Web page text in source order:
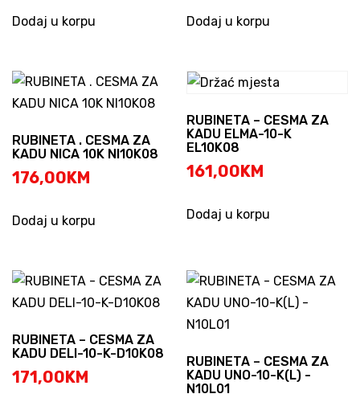
Dodaj u korpu Dodaj u korpu
RUBINETA . CESMA ZA
KADU NICA 10K NI10K08
176,00KM
Dodaj u korpu
RUBINETA – CESMA ZA
KADU ELMA-10-K
EL10K08
161,00KM
Dodaj u korpu
RUBINETA – CESMA ZA
KADU DELI-10-K-D10K08
171,00KM
RUBINETA – CESMA ZA
KADU UNO-10-K(L) -
N10L01